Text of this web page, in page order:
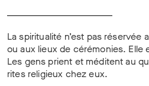
La spiritualité n’est pas réservée
ou aux lieux de cérémonies. Elle
Les gens prient et méditent au
rites religieux chez eux.